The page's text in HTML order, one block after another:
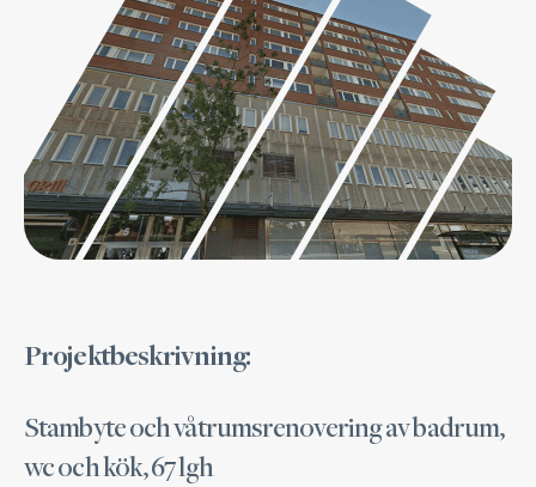
Projektbeskrivning:
Stambyte och våtrumsrenovering av badrum,
wc och kök, 67 lgh